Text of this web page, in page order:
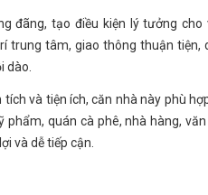
đãng, tạo điều kiện lý tưởng
trung tâm, giao thông thuận tiện,
dào.
và tiện ích, căn nhà này phù
quán cà phê, nhà hàng,
và dễ tiếp cận.